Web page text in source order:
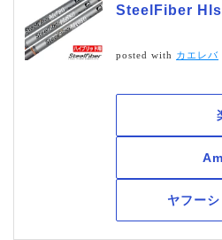
SteelFiber Hls
posted with カエレバ